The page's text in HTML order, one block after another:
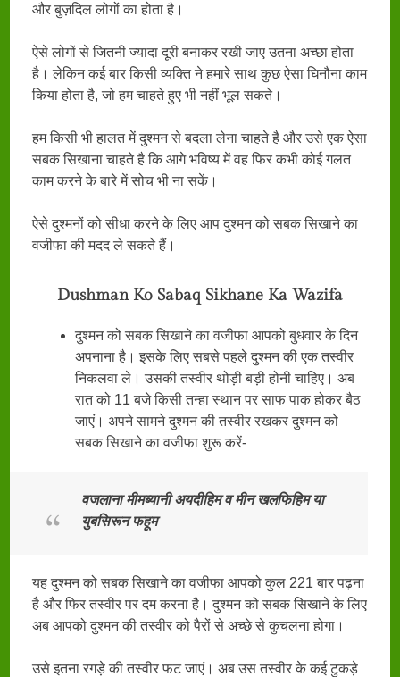
और बुज़दिल लोगों का होता है।
ऐसे लोगों से जितनी ज्यादा दूरी बनाकर रखी जाए उतना अच्छा होता
है। लेकिन कई बार किसी व्यक्ति ने हमारे साथ कुछ ऐसा घिनौना काम
किया होता है, जो हम चाहते हुए भी नहीं भूल सकते।
हम किसी भी हालत में दुश्मन से बदला लेना चाहते है और उसे एक ऐसा
सबक सिखाना चाहते है कि आगे भविष्य में वह फिर कभी कोई गलत
काम करने के बारे में सोच भी ना सकें।
ऐसे दुश्मनों को सीधा करने के लिए आप दुश्मन को सबक सिखाने का
वजीफा की मदद ले सकते हैं।
Dushman Ko Sabaq Sikhane Ka Wazifa
दुश्मन को सबक सिखाने का वजीफा आपको बुधवार के दिन
अपनाना है। इसके लिए सबसे पहले दुश्मन की एक तस्वीर
निकलवा ले। उसकी तस्वीर थोड़ी बड़ी होनी चाहिए। अब
रात को 11 बजे किसी तन्हा स्थान पर साफ पाक होकर बैठ
जाएं। अपने सामने दुश्मन की तस्वीर रखकर दुश्मन को
सबक सिखाने का वजीफा शुरू करें-
वजलाना मीमब्यानी अयदीहिम व मीन खलफिहिम या
युबसिरून फहूम
यह दुश्मन को सबक सिखाने का वजीफा आपको कुल 221 बार पढ़ना
है और फिर तस्वीर पर दम करना है। दुश्मन को सबक सिखाने के लिए
अब आपको दुश्मन की तस्वीर को पैरों से अच्छे से कुचलना होगा।
उसे इतना रगड़े की तस्वीर फट जाएं। अब उस तस्वीर के कई टुकड़े